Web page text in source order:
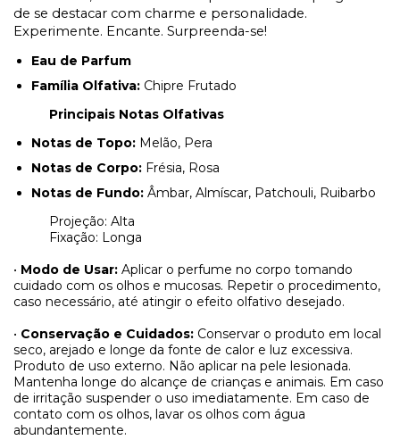
de se destacar com charme e personalidade.
Experimente. Encante. Surpreenda-se!
Eau de Parfum
Família Olfativa: Chipre Frutado
Principais Notas Olfativas
Notas de Topo: Melão, Pera
Notas de Corpo: Frésia, Rosa
Notas de Fundo: Âmbar, Almíscar, Patchouli, Ruibarbo
Projeção: Alta
Fixação: Longa
• Modo de Usar: Aplicar o perfume no corpo tomando
cuidado com os olhos e mucosas. Repetir o procedimento,
caso necessário, até atingir o efeito olfativo desejado.
• Conservação e Cuidados: Conservar o produto em local
seco, arejado e longe da fonte de calor e luz excessiva.
Produto de uso externo. Não aplicar na pele lesionada.
Mantenha longe do alcançe de crianças e animais. Em caso
de irritação suspender o uso imediatamente. Em caso de
contato com os olhos, lavar os olhos com água
abundantemente.